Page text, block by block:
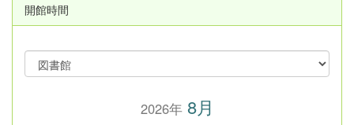
開館時間
2026年8月